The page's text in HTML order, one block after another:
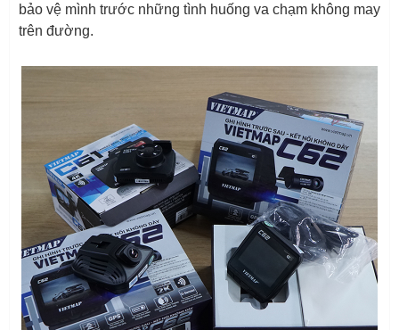
bảo vệ mình trước những tình huống va chạm không may
trên đường.